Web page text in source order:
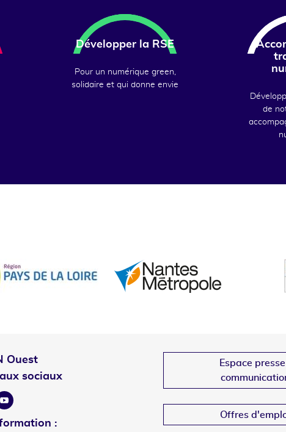
Développer la RSE
Pour un numérique green,
solidaire et qui donne envie
de
Ouest
sociaux
Youtube
:
Espace
Offres